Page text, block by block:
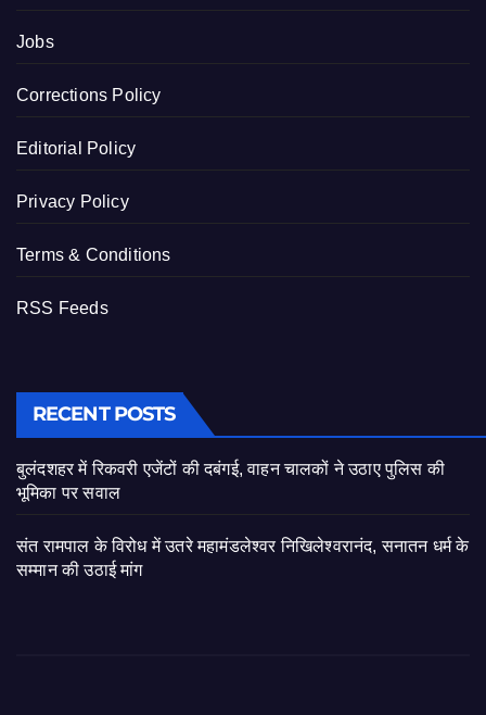
Jobs
Corrections Policy
Editorial Policy
Privacy Policy
Terms & Conditions
RSS Feeds
RECENT POSTS
बुलंदशहर में रिकवरी एजेंटों की दबंगई, वाहन चालकों ने उठाए पुलिस की
भूमिका पर सवाल
संत रामपाल के विरोध में उतरे महामंडलेश्वर निखिलेश्वरानंद, सनातन धर्म के
सम्मान की उठाई मांग